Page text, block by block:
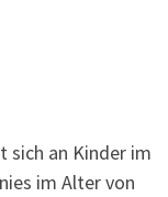
sich an Kinder im
im Alter von